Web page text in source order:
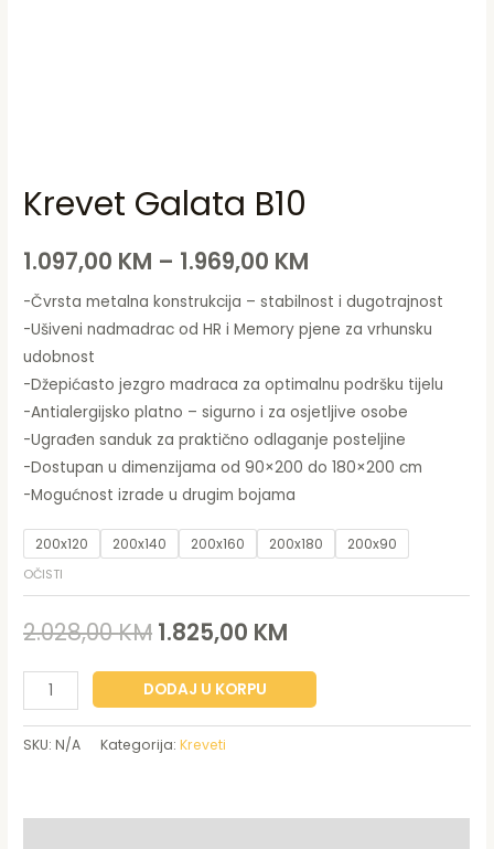
Krevet Galata B10
1.097,00 KM – 1.969,00 KM
-Čvrsta metalna konstrukcija – stabilnost i dugotrajnost
-Ušiveni nadmadrac od HR i Memory pjene za vrhunsku
udobnost
-Džepićasto jezgro madraca za optimalnu podršku tijelu
-Antialergijsko platno – sigurno i za osjetljive osobe
-Ugrađen sanduk za praktično odlaganje posteljine
-Dostupan u dimenzijama od 90×200 do 180×200 cm
-Mogućnost izrade u drugim bojama
200x120 200x140 200x160 200x180 200x90
OČISTI
2.028,00KM 1.825,00 KM
DODAJ U KORPU
SKU:N/A Kategorija:Kreveti